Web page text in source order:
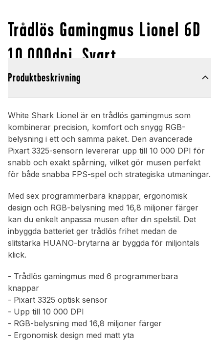
Trådlös Gamingmus Lionel 6D
10.000dpi, Svart
Produktbeskrivning
White Shark Lionel är en trådlös gamingmus som
kombinerar precision, komfort och snygg RGB-
belysning i ett och samma paket. Den avancerade
Pixart 3325-sensorn levererar upp till 10 000 DPI för
snabb och exakt spårning, vilket gör musen perfekt
för både snabba FPS-spel och strategiska utmaningar.
Med sex programmerbara knappar, ergonomisk
design och RGB-belysning med 16,8 miljoner färger
kan du enkelt anpassa musen efter din spelstil. Det
inbyggda batteriet ger trådlös frihet medan de
slitstarka HUANO-brytarna är byggda för miljontals
klick.
- Trådlös gamingmus med 6 programmerbara
knappar
- Pixart 3325 optisk sensor
- Upp till 10 000 DPI
- RGB-belysning med 16,8 miljoner färger
- Ergonomisk design med matt yta